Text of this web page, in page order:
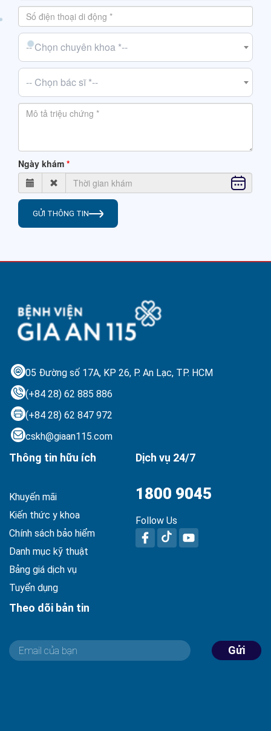
-- Chọn chuyên khoa *--
-- Chọn bác sĩ *--
Ngày khám
GỬI THÔNG TIN
05 Đường số 17A, KP 26, P. An Lạc, TP. HCM
(+84 28) 62 885 886
(+84 28) 62 847 972
cskh@giaan115.com
Thông tin hữu ích
Khuyến mãi
Kiến thức y khoa
Chính sách bảo hiểm
Danh mục kỹ thuật
Bảng giá dịch vụ
Tuyển dụng
Dịch vụ 24/7
1800 9045
Follow Us
Theo dõi bản tin
Gửi